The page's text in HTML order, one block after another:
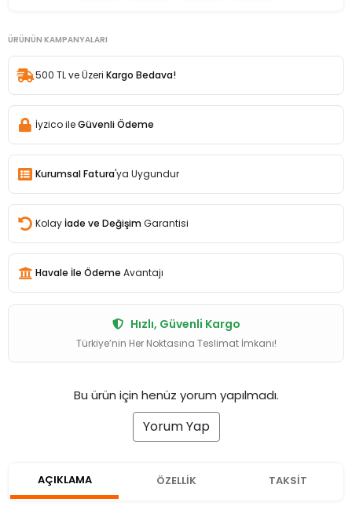
ÜRÜNÜN KAMPANYALARI
500 TL ve Üzeri Kargo Bedava!
İyzico ileGüvenli Ödeme
Kurumsal Fatura'ya Uygundur
Kolay İade ve Değişim Garantisi
Havale İle Ödeme Avantajı
Hızlı, Güvenli Kargo
Türkiye’nin Her Noktasına Teslimat İmkanı!
Bu ürün için henüz yorum yapılmadı.
Yorum Yap
AÇIKLAMA ÖZELLİK TAKSİT